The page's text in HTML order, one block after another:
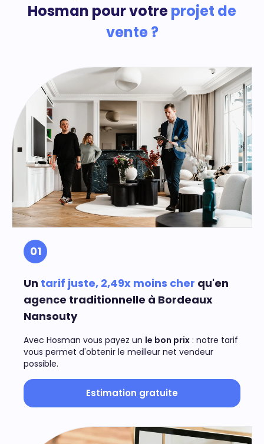
Hosman pour votreprojet de
vente ?
01
Un tarif juste, 2,49x moins cher qu'en
agence traditionnelle à Bordeaux
Nansouty
Avec Hosman vous payez un le bon prix : notre tarif
vous permet d'obtenir le meilleur net vendeur
possible.
Estimation gratuite